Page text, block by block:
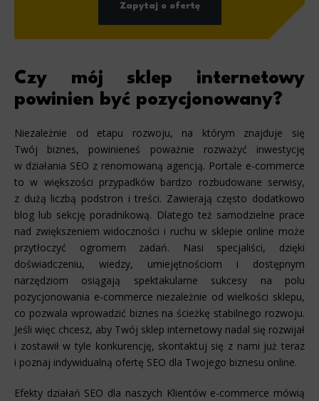
Zapytaj o ofertę
Czy mój sklep internetowy
powinien być pozycjonowany?
Niezależnie od etapu rozwoju, na którym znajduje się
Twój biznes, powinieneś poważnie rozważyć inwestycję
w działania SEO z renomowaną agencją. Portale e-commerce
to w większości przypadków bardzo rozbudowane serwisy,
z dużą liczbą podstron i treści. Zawierają często dodatkowo
blog lub sekcję poradnikową. Dlatego też samodzielne prace
nad zwiększeniem widoczności i ruchu w sklepie online może
przytłoczyć ogromem zadań. Nasi specjaliści, dzięki
doświadczeniu, wiedzy, umiejętnościom i dostępnym
narzędziom osiągają spektakularne sukcesy na polu
pozycjonowania e-commerce niezależnie od wielkości sklepu,
co pozwala wprowadzić biznes na ścieżkę stabilnego rozwoju.
Jeśli więc chcesz, aby Twój sklep internetowy nadal się rozwijał
i zostawił w tyle konkurencję, skontaktuj się z nami już teraz
i poznaj indywidualną ofertę SEO dla Twojego biznesu online.
Efekty działań SEO dla naszych Klientów e-commerce mówią